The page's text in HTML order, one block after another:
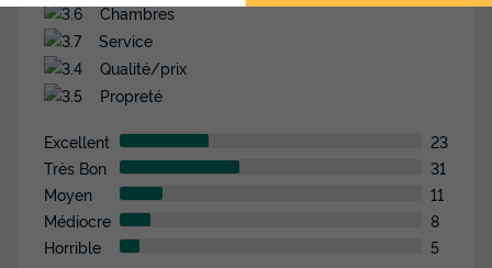
Chambres
Service
Qualité/prix
Propreté
Excellent
23
Très Bon
31
Moyen
11
Médiocre
8
Horrible
5